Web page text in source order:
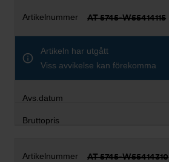
AT 5745-W55414115
Artikeln har utgått
Viss avvikelse kan förekomma
AT 5745-W55414310